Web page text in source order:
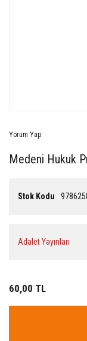
Yorum Yap
Medeni Hukuk
Stok Kodu
Adalet Yayınları
60,00 TL